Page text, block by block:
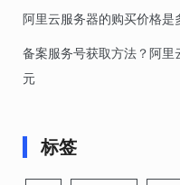
阿里云服务器的购买价格是
备案服务号获取方法？阿
元
标签